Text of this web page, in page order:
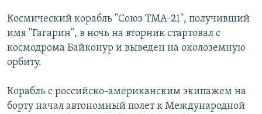
ЭКСПЕРТТЕР ТАЛДАЙТ
БИЗ ЖАНА ДҮЙНӨ
ДАНИСТЕ
АЗАТТЫК+
ӨЗГӨЧӨ ПИКИР
Русский
Космический корабль "Союз ТМА-21", получивший
имя "Гагарин", в ночь на вторник стартовал с
космодрома Байконур и выведен на околоземную
орбиту.
Корабль с российско-американским экипажем на
борту начал автономный полет к Международной